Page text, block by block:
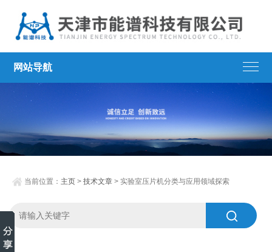
网站导航
当前位置： 主页 >技术文章 > 实验室压片机分类与应用领域探索